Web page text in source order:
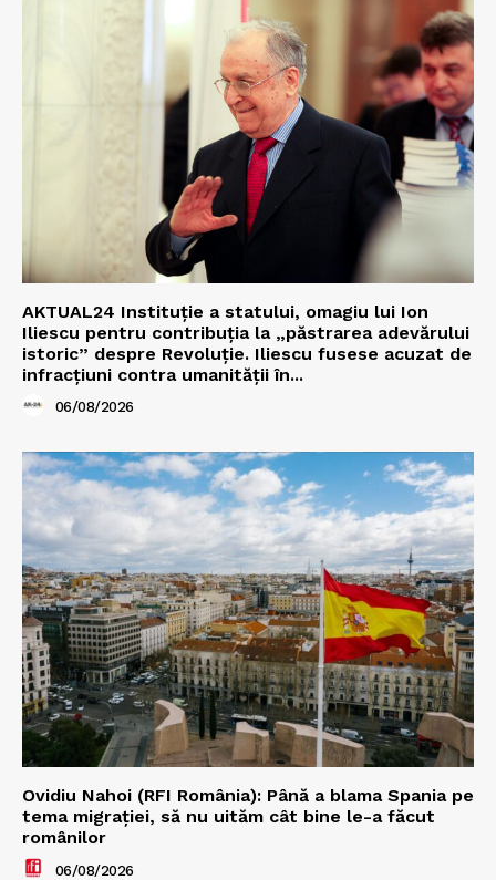
AKTUAL24 Instituție a statului, omagiu lui Ion
Iliescu pentru contribuția la „păstrarea adevărului
istoric” despre Revoluție. Iliescu fusese acuzat de
infracțiuni contra umanității în...
06/08/2026
Ovidiu Nahoi (RFI România): Până a blama Spania pe
tema migrației, să nu uităm cât bine le-a făcut
românilor
06/08/2026